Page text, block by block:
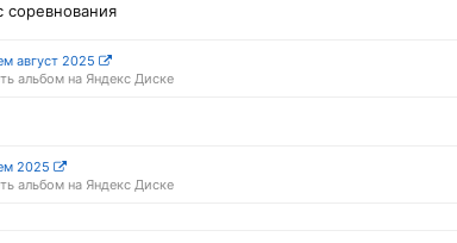
соревнования
август 2025
альбом на Яндекс Диске
2025
альбом на Яндекс Диске